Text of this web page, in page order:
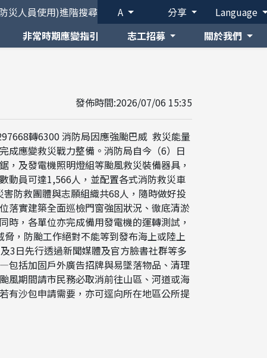
災人員使用)進階搜尋 A 分享
Language
非常時期應變指引 志工招募 關於我們
發佈時間:2026/07/06 15:35
轉6300 消防局因應強颱巴威 救災能量
成應變救災戰力整備。消防局自今（6）日
及發電機照明燈組等颱風救災裝備器具，
動員可達1,566人，並配置各式消防救災車
防救團體與志願組織共68人，隨時做好投
落實建築全面巡檢門窗強固狀況、徹底清淤
，各單位亦完成備用發電機的運轉測試，
，防颱工作絕對不能等到發布海上或陸上
3日先行透過新聞媒體及官方臉書社群等多
包括加固戶外廣告招牌與易墜落物品、清理
風期間請市民務必取消前往山區、河道或海
有沙包申請需要，亦可逕向所在地區公所提